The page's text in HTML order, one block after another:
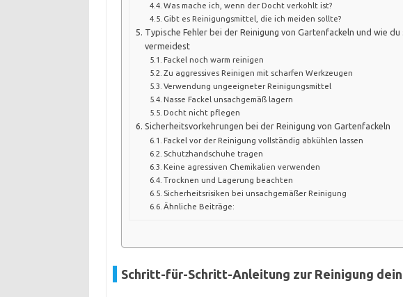
Was mache ich, wenn der Docht verkohlt ist?
Gibt es Reinigungsmittel, die ich meiden sollte?
Typische Fehler bei der Reinigung von Gartenfackeln und wie du
vermeidest
Fackel noch warm reinigen
Zu aggressives Reinigen mit scharfen Werkzeugen
Verwendung ungeeigneter Reinigungsmittel
Nasse Fackel unsachgemäß lagern
Docht nicht pflegen
Sicherheitsvorkehrungen bei der Reinigung von Gartenfackeln
Fackel vor der Reinigung vollständig abkühlen lassen
Schutzhandschuhe tragen
Keine agressiven Chemikalien verwenden
Trocknen und Lagerung beachten
Sicherheitsrisiken bei unsachgemäßer Reinigung
Ähnliche Beiträge:
Schritt-für-Schritt-Anleitung zur Reinigung